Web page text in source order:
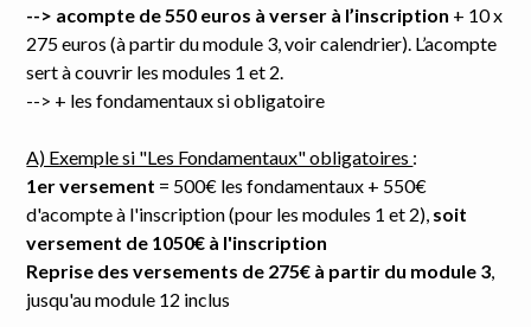
--> acompte de 550 euros à verser à l’inscription + 10 x
275 euros (à partir du module 3, voir calendrier). L’acompte
sert à couvrir les modules 1 et 2.
--> + les fondamentaux si obligatoire
A) Exemple si "Les Fondamentaux" obligatoires :
1er versement = 500€ les fondamentaux + 550€
d'acompte à l'inscription (pour les modules 1 et 2), soit
versement de 1050€ à l'inscription
Reprise des versements de 275€ à partir du module 3,
jusqu'au module 12 inclus